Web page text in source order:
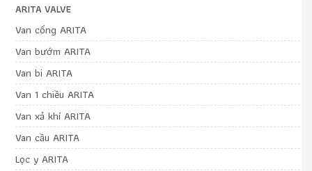
ARITA VALVE
Van cổng ARITA
Van bướm ARITA
Van bi ARITA
Van 1 chiều ARITA
Van xả khí ARITA
Van cầu ARITA
Lọc y ARITA